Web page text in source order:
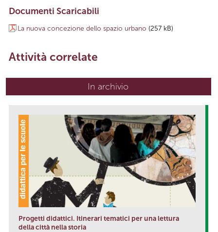
Documenti Scaricabili
La nuova concezione dello spazio urbano (257 kB)
Attività correlate
In archivio
Progetti didattici. Itinerari tematici per una lettura
della città nella storia